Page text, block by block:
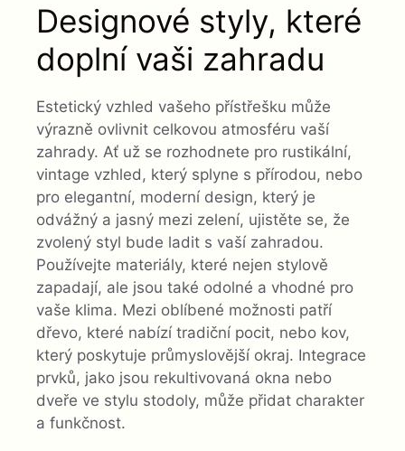
Designové styly, které
doplní vaši zahradu
Estetický vzhled vašeho přístřešku může
výrazně ovlivnit celkovou atmosféru vaší
zahrady. Ať už se rozhodnete pro rustikální,
vintage vzhled, který splyne s přírodou, nebo
pro elegantní, moderní design, který je
odvážný a jasný mezi zelení, ujistěte se, že
zvolený styl bude ladit s vaší zahradou.
Používejte materiály, které nejen stylově
zapadají, ale jsou také odolné a vhodné pro
vaše klima. Mezi oblíbené možnosti patří
dřevo, které nabízí tradiční pocit, nebo kov,
který poskytuje průmyslovější okraj. Integrace
prvků, jako jsou rekultivovaná okna nebo
dveře ve stylu stodoly, může přidat charakter
a funkčnost.